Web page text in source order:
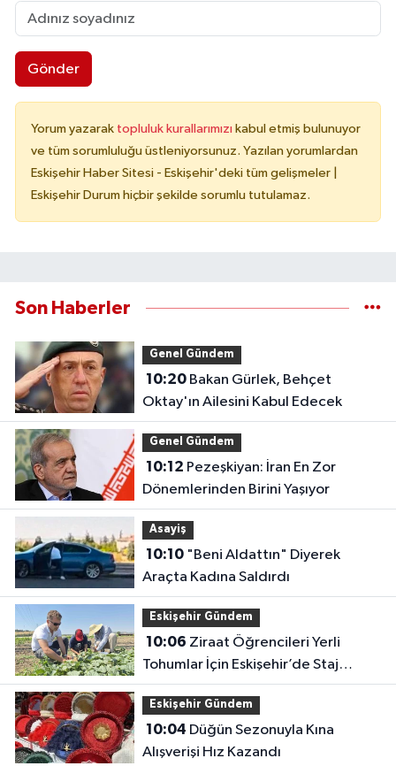
Gönder
Yorum yazarak topluluk kurallarımızı kabul etmiş bulunuyor
ve tüm sorumluluğu üstleniyorsunuz. Yazılan yorumlardan
Eskişehir Haber Sitesi - Eskişehir'deki tüm gelişmeler |
Eskişehir Durum hiçbir şekilde sorumlu tutulamaz.
Son Haberler
Genel Gündem
10:20Bakan Gürlek, Behçet
Oktay'ın Ailesini Kabul Edecek
Genel Gündem
10:12
Dönemlerinden Birini Yaşıyor
Asayiş
10:10"Beni Aldattın" Diyerek
Araçta Kadına Saldırdı
Eskişehir Gündem
10:06
Tohumlar İçin Eskişehir’de Staj
Yapıyor
Eskişehir Gündem
10:04
Alışverişi Hız Kazandı